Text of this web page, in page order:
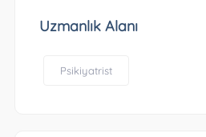
Uzmanlık Alanı
Psikiyatrist